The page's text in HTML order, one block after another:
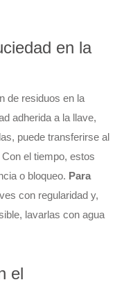
en la
de residuos en la
adherida a la llave,
puede transferirse al
el tiempo, estos
o bloqueo. Para
con regularidad y,
lavarlas con agua
el